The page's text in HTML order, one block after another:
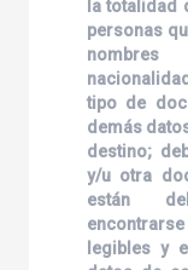
la totalidad
personas
tipo de
demás
destino;
y/u otra
están
legibles y